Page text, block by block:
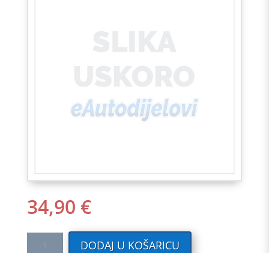
34,90 €
DODAJ U KOŠARICU